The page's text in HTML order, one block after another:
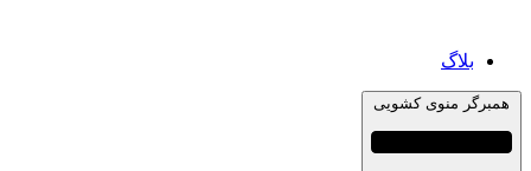
بلاگ
همبرگر منوی کشویی